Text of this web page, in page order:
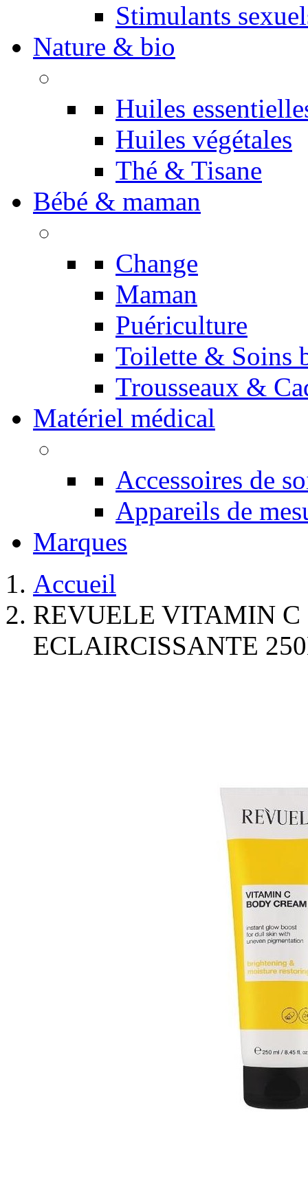
Stimulants
Nature & bio
Huiles
Huiles végétales
Thé & Tisane
Bébé & maman
Change
Maman
Puériculture
Toilette & Soins
Trousseaux &
Matériel médical
Accessoires de
Appareils de
Marques
Accueil
REVUELE VITAMIN C
ECLAIRCISSANTE